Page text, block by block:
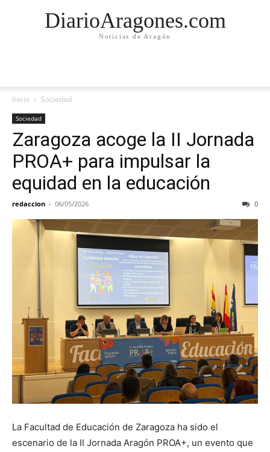
DiarioAragones.com
Noticias de Aragón
Inicio Sociedad
Sociedad
Zaragoza acoge la II Jornada
PROA+ para impulsar la
equidad en la educación
redaccion - 06/05/2026 0
La Facultad de Educación de Zaragoza ha sido el
escenario de la II Jornada Aragón PROA+, un evento que